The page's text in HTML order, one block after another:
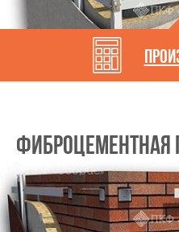
Фиброцементная